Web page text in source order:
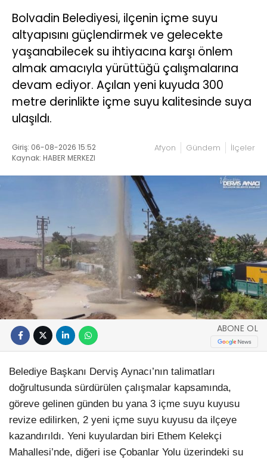
Bolvadin Belediyesi, ilçenin içme suyu
altyapısını güçlendirmek ve gelecekte
yaşanabilecek su ihtiyacına karşı önlem
almak amacıyla yürüttüğü çalışmalarına
devam ediyor. Açılan yeni kuyuda 300
metre derinlikte içme suyu kalitesinde suya
ulaşıldı.
Giriş: 06-08-2026 15:52
Kaynak: HABER MERKEZI
Afyon Gündem İlçeler
ABONE OL
Belediye Başkanı Derviş Aynacı’nın talimatları
doğrultusunda sürdürülen çalışmalar kapsamında,
göreve gelinen günden bu yana 3 içme suyu kuyusu
revize edilirken, 2 yeni içme suyu kuyusu da ilçeye
kazandırıldı. Yeni kuyulardan biri Ethem Kelekçi
Mahallesi’nde, diğeri ise Çobanlar Yolu üzerindeki su